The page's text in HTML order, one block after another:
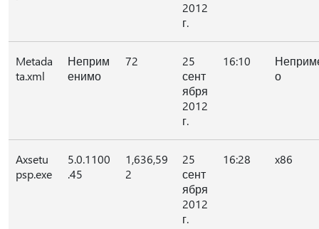
2012
г.
Metada
ta.xml
Неприм
енимо
72
25
сент
ября
2012
г.
16:10
о
Axsetu
psp.exe
5.0.1100
.45
1,636,59
2
25
сент
ября
2012
г.
16:28 x86